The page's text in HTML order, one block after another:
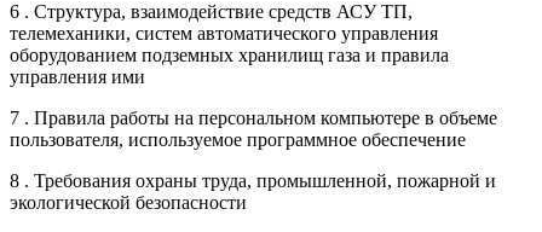
6 . Структура, взаимодействие средств АСУ ТП,
телемеханики, систем автоматического управления
оборудованием подземных хранилищ газа и правила
управления ими
7 . Правила работы на персональном компьютере в объеме
пользователя, используемое программное обеспечение
8 . Требования охраны труда, промышленной, пожарной и
экологической безопасности